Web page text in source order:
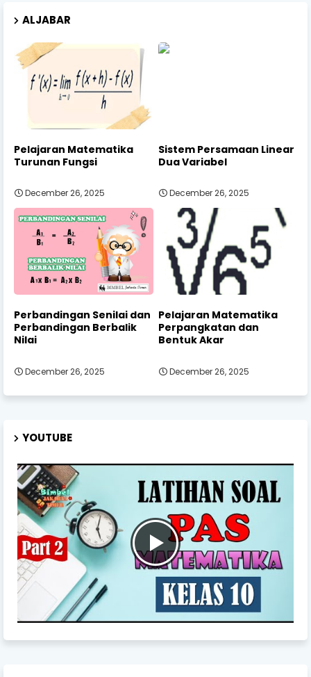
ALJABAR
Pelajaran Matematika
Turunan Fungsi
December 26, 2025
Sistem Persamaan Linear
Dua Variabel
December 26, 2025
Perbandingan Senilai dan
Perbandingan Berbalik
Nilai
December 26, 2025
Pelajaran Matematika
Perpangkatan dan
Bentuk Akar
December 26, 2025
YOUTUBE